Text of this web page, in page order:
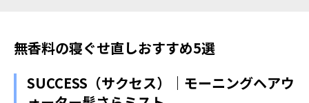
無香料の寝ぐせ直しおすすめ5選
SUCCESS（サクセス）｜モーニングヘアウ